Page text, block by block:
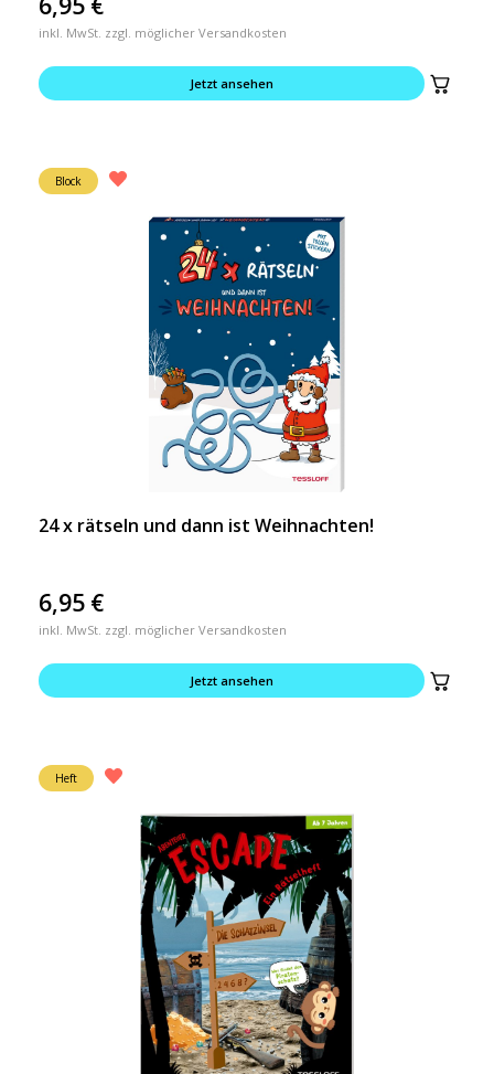
inkl. MwSt. zzgl. möglicher Versandkosten
Jetzt ansehen
Block
24 x rätseln und dann ist Weihnachten!
6,95 €
inkl. MwSt. zzgl. möglicher Versandkosten
Jetzt ansehen
Heft